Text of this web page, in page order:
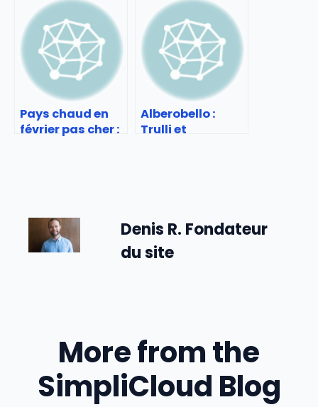
bars-
restaurants
japonais
monde
Pays chaud en
février pas cher :
Alberobello :
Trulli et
Denis R. Fondateur
du site
More from the
SimpliCloud Blog